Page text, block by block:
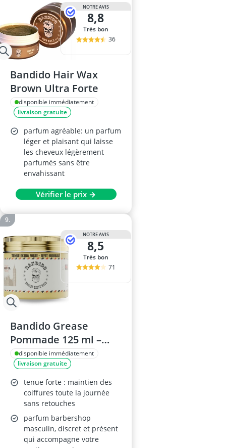
NOTRE AVIS
8,8
Très bon
36
Bandido Hair Wax
Brown Ultra Forte
disponible immédiatement
livraison gratuite
parfum agréable: un parfum
léger et plaisant qui laisse
les cheveux légèrement
parfumés sans être
envahissant
Vérifier le prix →
NOTRE AVIS
8,5
Très bon
71
Bandido Grease
Pommade 125 ml –
Cire Cheveux Homme
à base d’huile – Tenue
Extra Forte et
Remodelable –
Finition Brillante
disponible immédiatement
livraison gratuite
tenue forte : maintien des
coiffures toute la journée
sans retouches
parfum barbershop
masculin, discret et présent
qui accompagne votre